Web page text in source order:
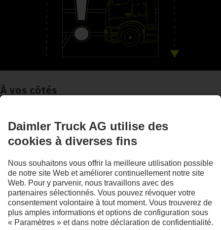
À vos côtés
Systèmes d'aide à la conduite
Les illustrations et les textes peuvent présenter des accessoires ou des options non
compris dans la composition de la fourniture de série. Les illustrations présentées
ne sont fournies qu'à titre d'exemple et ne sauraient correspondre obligatoirement à
l'état réel des véhicules d'origine. L'apparence des véhicules d'origine peut différer